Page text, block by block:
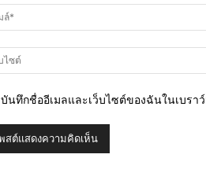
บันทึกชื่ออีเมลและเว็บไซต์ของฉันในเบร